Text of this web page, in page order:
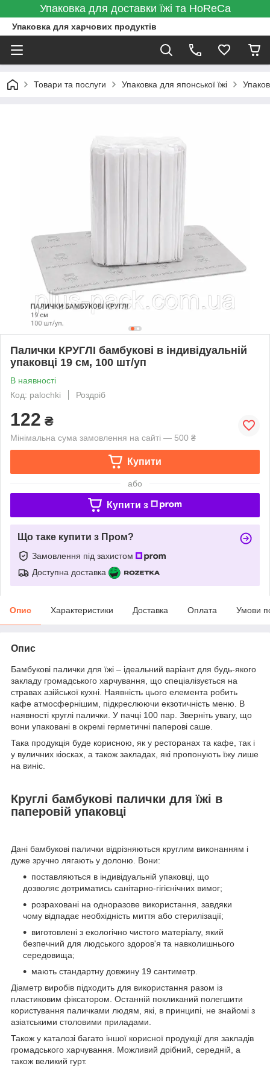
Упаковка для доставки їжі та HoReCa
Упаковка для харчових продуктів
Товари та послуги Упаковка для японської їжі
Палички КРУГЛІ бамбукові в індивідуальній
упаковці 19 см, 100 шт/уп
В наявності
Код: palochki
Роздріб
122 ₴
Мінімальна сума замовлення на сайті — 500 ₴
Купити
або
Купити з
Що таке купити з Пром?
Замовлення під захистом
Доступна доставка
Опис Характеристики Доставка Оплата Умови
Опис
Бамбукові палички для їжі – ідеальний варіант для будь-якого
закладу громадського харчування, що спеціалізується на
стравах азійської кухні. Наявність цього елемента робить
кафе атмосфернішим, підкреслюючи екзотичність меню. В
наявності круглі палички. У пачці 100 пар. Зверніть увагу, що
вони упаковані в окремі герметичні паперові саше.
Така продукція буде корисною, як у ресторанах та кафе, так і
у вуличних кіосках, а також закладах, які пропонують їжу лише
на виніс.
Круглі бамбукові палички для їжі в
паперовій упаковці
Дані бамбукові палички відрізняються круглим виконанням і
дуже зручно лягають у долоню. Вони:
поставляються в індивідуальній упаковці, що
дозволяє дотриматись санітарно-гігієнічних вимог;
розраховані на одноразове використання, завдяки
чому відпадає необхідність миття або стерилізації;
виготовлені з екологічно чистого матеріалу, який
безпечний для людського здоров'я та навколишнього
середовища;
мають стандартну довжину 19 сантиметр.
Діаметр виробів підходить для використання разом із
пластиковим фіксатором. Останній покликаний полегшити
користування паличками людям, які, в принципі, не знайомі з
азіатськими столовими приладами.
Також у каталозі багато іншої корисної продукції для закладів
громадського харчування. Можливий дрібний, середній, а
також великий гурт.